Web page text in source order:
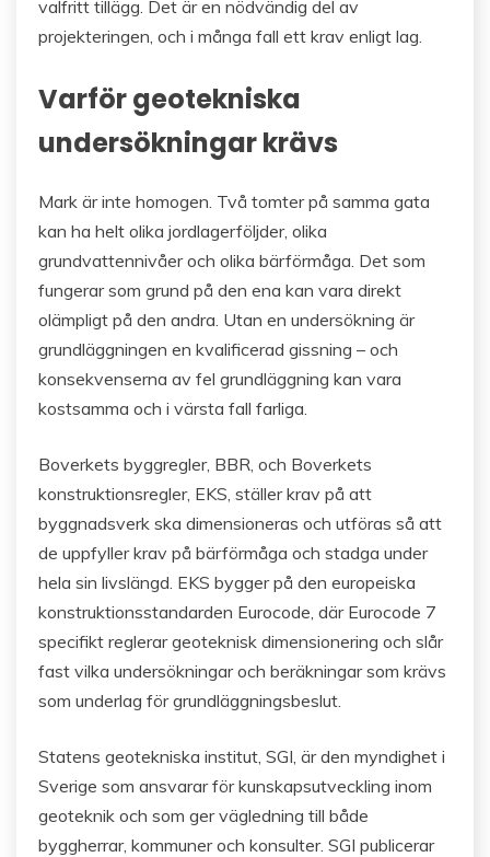
valfritt tillägg. Det är en nödvändig del av
projekteringen, och i många fall ett krav enligt lag.
Varför geotekniska
undersökningar krävs
Mark är inte homogen. Två tomter på samma gata
kan ha helt olika jordlagerföljder, olika
grundvattennivåer och olika bärförmåga. Det som
fungerar som grund på den ena kan vara direkt
olämpligt på den andra. Utan en undersökning är
grundläggningen en kvalificerad gissning – och
konsekvenserna av fel grundläggning kan vara
kostsamma och i värsta fall farliga.
Boverkets byggregler, BBR, och Boverkets
konstruktionsregler, EKS, ställer krav på att
byggnadsverk ska dimensioneras och utföras så att
de uppfyller krav på bärförmåga och stadga under
hela sin livslängd. EKS bygger på den europeiska
konstruktionsstandarden Eurocode, där Eurocode 7
specifikt reglerar geoteknisk dimensionering och slår
fast vilka undersökningar och beräkningar som krävs
som underlag för grundläggningsbeslut.
Statens geotekniska institut, SGI, är den myndighet i
Sverige som ansvarar för kunskapsutveckling inom
geoteknik och som ger vägledning till både
byggherrar, kommuner och konsulter. SGI publicerar